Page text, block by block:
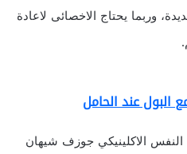
وربما يحتاج الاخصائى لاعادة
البول عند الحامل
الاكلينيكي جوزف شيهان